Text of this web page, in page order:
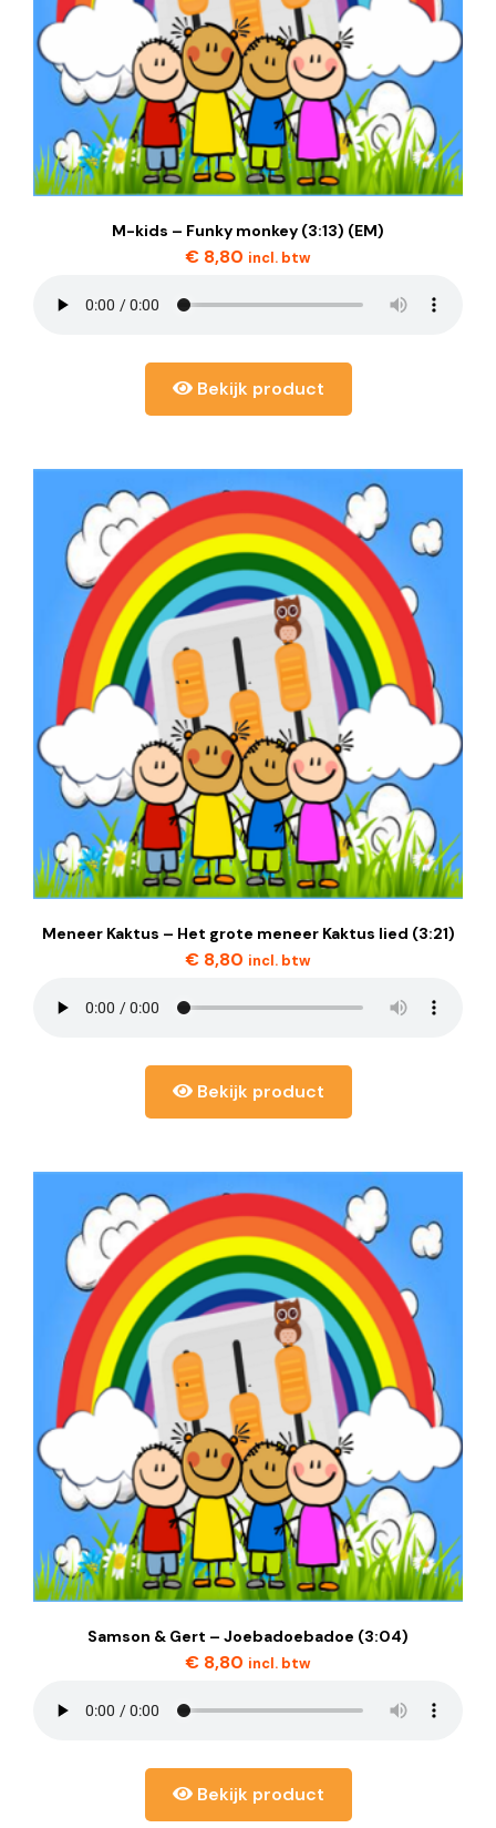
M-kids – Funky monkey (3:13) (EM)
€ 8,80 incl. btw
Bekijk product
Meneer Kaktus – Het grote meneer Kaktus lied (3:21)
€ 8,80 incl. btw
Bekijk product
Samson & Gert – Joebadoebadoe (3:04)
€ 8,80 incl. btw
Bekijk product